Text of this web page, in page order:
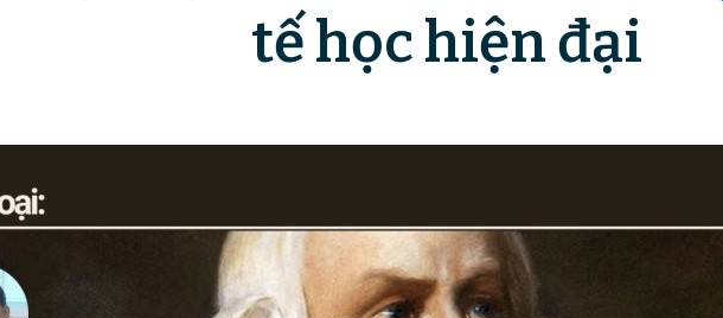
tế học hiện đại